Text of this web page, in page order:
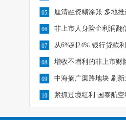
05 厘清融资糊涂账 多地推
06 非上市人身险企利润翻
07 从6%到24% 银行贷款
08 增收不增利的非上市财
09 中海摘广渠路地块 刷新
10 紧抓过境红利 国泰航